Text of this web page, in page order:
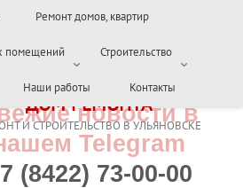
ДОМ РЕМОНТА
И СТРОИТЕЛЬСТВО В УЛЬЯНОВСКЕ
новости в
Telegram
(8422) 73-00-00
Ремонт домов, квартир
помещений Строительство
Наши работы Контакты